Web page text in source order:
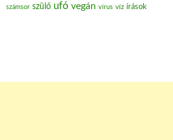
számsor szülő ufó vegán vírus víz írások